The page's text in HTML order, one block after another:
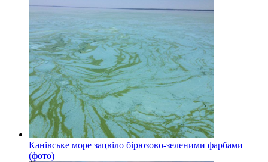
Канівське море зацвіло бірюзово-зеленими фарбами
(фото)